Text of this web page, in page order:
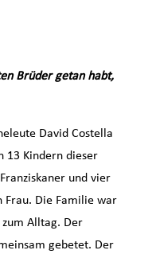
Brüder getan habt,
David Costella
13 Kindern dieser
und vier
Frau. Die Familie war
Alltag. Der
gebetet. Der